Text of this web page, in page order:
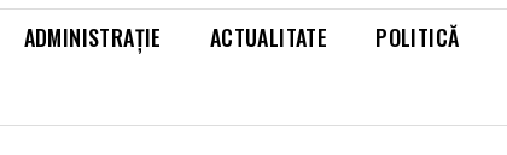
ADMINISTRAȚIE ACTUALITATE POLITICĂ